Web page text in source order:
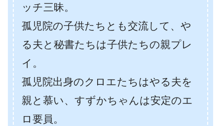
ッチ三昧。
孤児院の子供たちとも交流して、や
る夫と秘書たちは子供たちの親プレ
イ。
孤児院出身のクロエたちはやる夫を
親と慕い、すずかちゃんは安定のエ
ロ要員。